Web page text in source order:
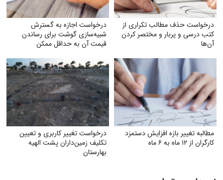
درخواست حذف مطالب تکراری از
کتب درسی و پربار و مختصر کردن
آن‌ها
درخواست اجازه به گسترش
شبیه‌سازی گوشت برای رساندن
قیمت آن به حداقل ممکن
مطالبه تغییر بازه افزایش دستمزد
کارگران از ۱۲ ماه به ۶ ماه
درخواست تغییر کاربری و تعیین‌
تکلیف زمین‌داران پشت الهیه
بهارستان